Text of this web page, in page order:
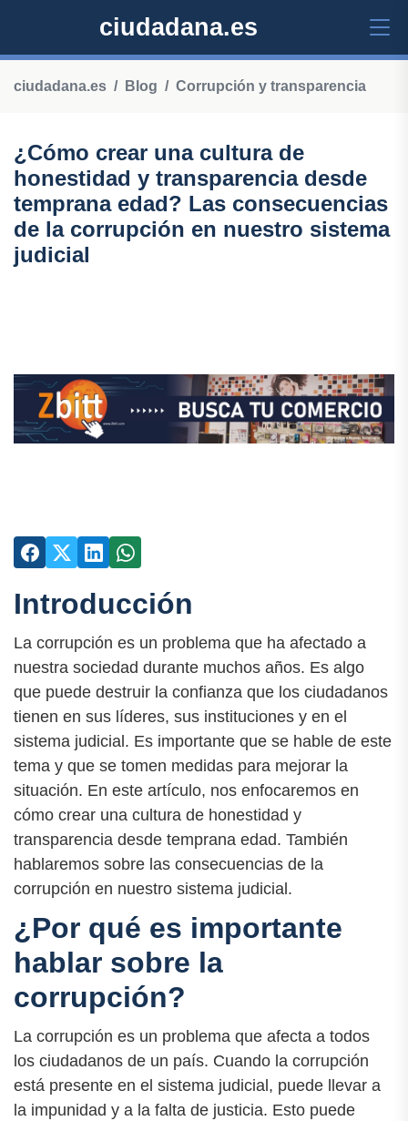
ciudadana.es
ciudadana.es Blog Corrupción y transparencia
¿Cómo crear una cultura de
honestidad y transparencia desde
temprana edad? Las consecuencias
de la corrupción en nuestro sistema
judicial
Introducción
La corrupción es un problema que ha afectado a
nuestra sociedad durante muchos años. Es algo
que puede destruir la confianza que los ciudadanos
tienen en sus líderes, sus instituciones y en el
sistema judicial. Es importante que se hable de este
tema y que se tomen medidas para mejorar la
situación. En este artículo, nos enfocaremos en
cómo crear una cultura de honestidad y
transparencia desde temprana edad. También
hablaremos sobre las consecuencias de la
corrupción en nuestro sistema judicial.
¿Por qué es importante
hablar sobre la
corrupción?
La corrupción es un problema que afecta a todos
los ciudadanos de un país. Cuando la corrupción
está presente en el sistema judicial, puede llevar a
la impunidad y a la falta de justicia. Esto puede